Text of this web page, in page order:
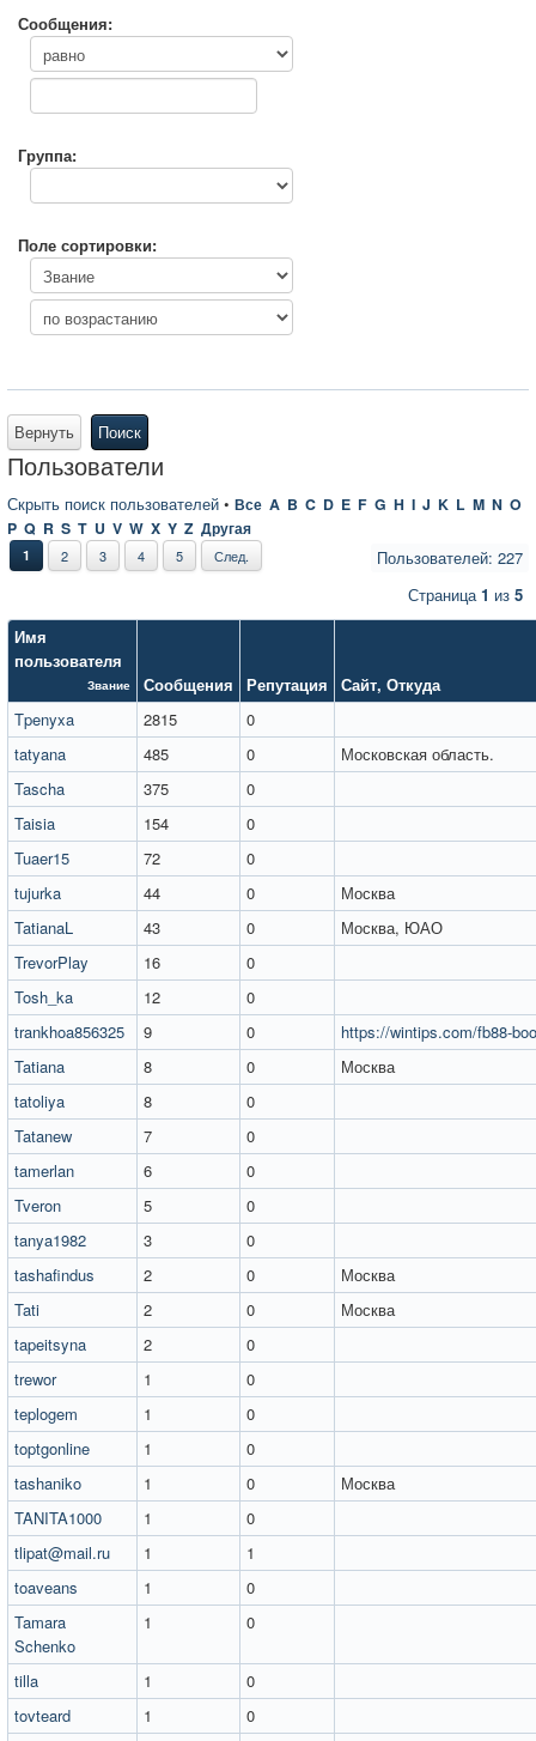
Сообщения:
Группа:
Поле сортировки:
Вернуть Поиск
Пользователи
Скрыть поиск пользователей • Все A B C D E F G H I J K L M N O
P Q R S T U V W X Y Z Другая
Пользователей: 227
1 2 3 4 5 След.
Страница1 из 5
Имя
пользователя
Звание Сообщения Репутация Сайт, Откуда
Tpenyxa
2815
0
tatyana
485 0
Московская область.
Tascha
375
0
Taisia
154
0
Tuaer15
72
0
tujurka
44 0
Москва
TatianaL
43 0
Москва, ЮАО
TrevorPlay
16
0
Tosh_ka
12
0
trankhoa856325
9 0
https://wintips.com/fb88-
Tatiana
8 0
Москва
tatoliya
8
0
Tatanew
7
0
tamerlan
6
0
Tveron
5
0
tanya1982
3
0
tashafindus
2 0
Москва
Tati
2 0
Москва
tapeitsyna
2
0
trewor
1
0
teplogem
1
0
toptgonline
1
0
tashaniko
1 0
Москва
TANITA1000
1
0
tlipat@mail.ru
1
1
toaveans
1
0
Tamara
Schenko
1 0
tilla 1
0
tovteard
1
0